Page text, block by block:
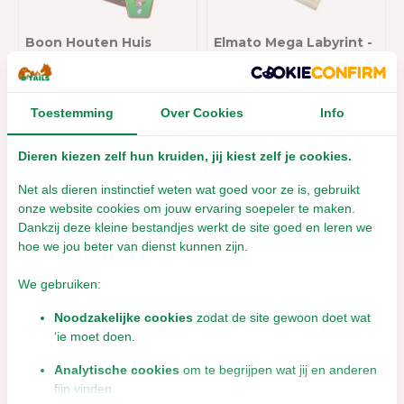
Boon Houten Huis
- 15 cm
Leverbaar met 1- 2 werkdagen
€7,25
Incl. btw
Elmato Mega Labyrint -
€44,95
Incl. btw
Knaagdier paviljoen S -
20 x 14 x 14 cm
Savic Sputnik XL -
Toestemming Over Cookies Info
Dieren kiezen zelf hun kruiden, jij kiest zelf je cookies.
Net als dieren instinctief weten wat goed voor ze is, gebruikt
onze website cookies om jouw ervaring soepeler te maken.
Dankzij deze kleine bestandjes werkt de site goed en leren we
hoe we jou beter van dienst kunnen zijn.
We gebruiken:
Noodzakelijke cookies zodat de site gewoon doet wat
‘ie moet doen.
Analytische cookies om te begrijpen wat jij en anderen
fijn vinden.